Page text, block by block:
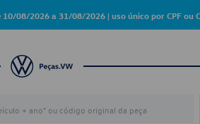
10/08/2026 a 31/08/2026 | uso único por CPF ou